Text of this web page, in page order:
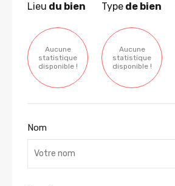
Lieu du bien
Aucune
statistique
disponible !
Type de bien
Aucune
statistique
disponible !
Nom